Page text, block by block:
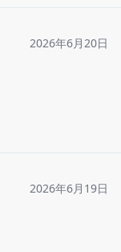
2026年6月20日
2026年6月19日